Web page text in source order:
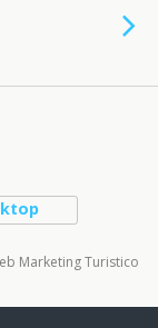
Marketing Turistico